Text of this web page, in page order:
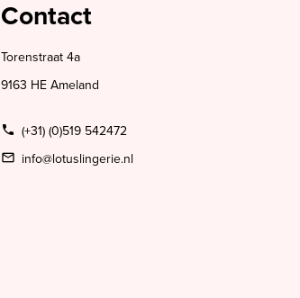
Contact
Torenstraat 4a
9163 HE Ameland
(+31) (0)519 542472
info@lotuslingerie.nl